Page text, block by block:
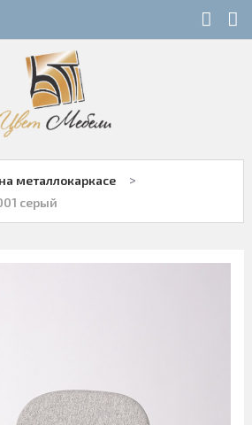
КОНТАКТЫ
Многоканальный
09.00-18.00
СТОЛЫ
металлокаркасе >
серый